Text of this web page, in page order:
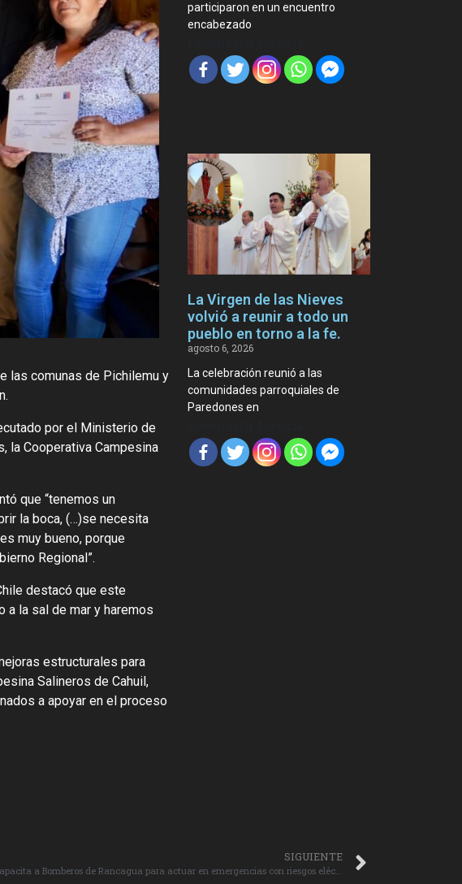
las comunas de Pichilemu y
por el Ministerio de
la Cooperativa Campesina
que “tenemos un
la boca, (…)se necesita
muy bueno, porque
Regional”.
destacó que este
a la sal de mar y haremos
estructurales para
Salineros de Cahuil,
a apoyar en el proceso
participaron en un encuentro
encabezado
La Virgen de las Nieves
volvió a reunir a todo un
pueblo en torno a la fe.
agosto 6, 2026
La celebración reunió a las
comunidades parroquiales de
Paredones en
SIGUIENTE
CGE Transmisión capacita a Bomberos de Rancagua para actuar en emergencias con riesgos eléctricos.